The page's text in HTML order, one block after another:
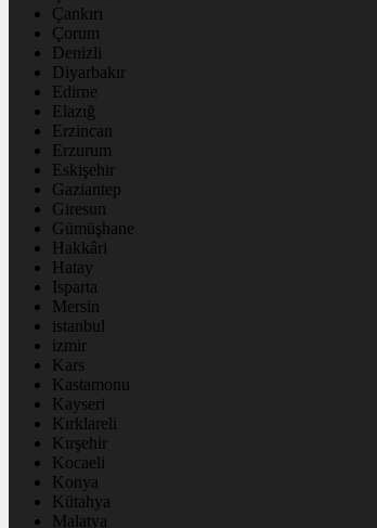
Çankırı
Çorum
Denizli
Diyarbakır
Edirne
Elazığ
Erzincan
Erzurum
Eskişehir
Gaziantep
Giresun
Gümüşhane
Hakkâri
Hatay
Isparta
Mersin
istanbul
izmir
Kars
Kastamonu
Kayseri
Kırklareli
Kırşehir
Kocaeli
Konya
Kütahya
Malatya